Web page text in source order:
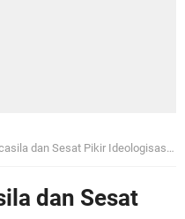
dan Sesat Pikir Ideologisasi Agama
dan Sesat